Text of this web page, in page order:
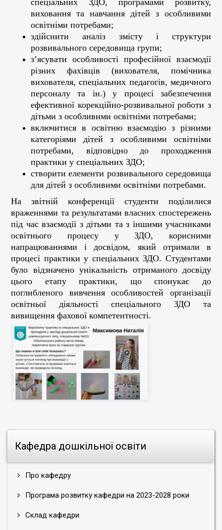
Кафедра дошкільної освіти
Про кафедру
Програма розвитку кафедри на 2023-2028 роки
Склад кафедри
спеціальних ЗДО, програмами розвитку,
виховання та навчання дітей з особливими
освітніми потребами;
здійснити аналіз змісту і структури
розвивального середовища групи;
з’ясувати особливості професійної взаємодії
різних фахівців (вихователя, помічника
вихователя, спеціальних педагогів, медичного
персоналу та ін.) у процесі забезпечення
ефективної корекційно-розвивальної роботи з
дітьми з особливими освітніми потребами;
включитися в освітню взаємодію з різними
категоріями дітей з особливими освітніми
потребами, відповідно до проходження
практики у спеціальних ЗДО;
створити елементи розвивального середовища
для дітей з особливими освітніми потребами.
На звітній конференції студенти поділилися
враженнями та результатами власних спостережень
під час взаємодії з дітьми та з іншими учасниками
освітнього процесу у ЗДО, корисними
напрацюваннями і досвідом, який отримали в
процесі практики у спеціальних ЗДО. Студентами
було відзначено унікальність отриманого досвіду
цього етапу практики, що спонукає до
поглибленого вивчення особливостей організації
освітньої діяльності спеціального ЗДО та
вивищення фахової компетентності.